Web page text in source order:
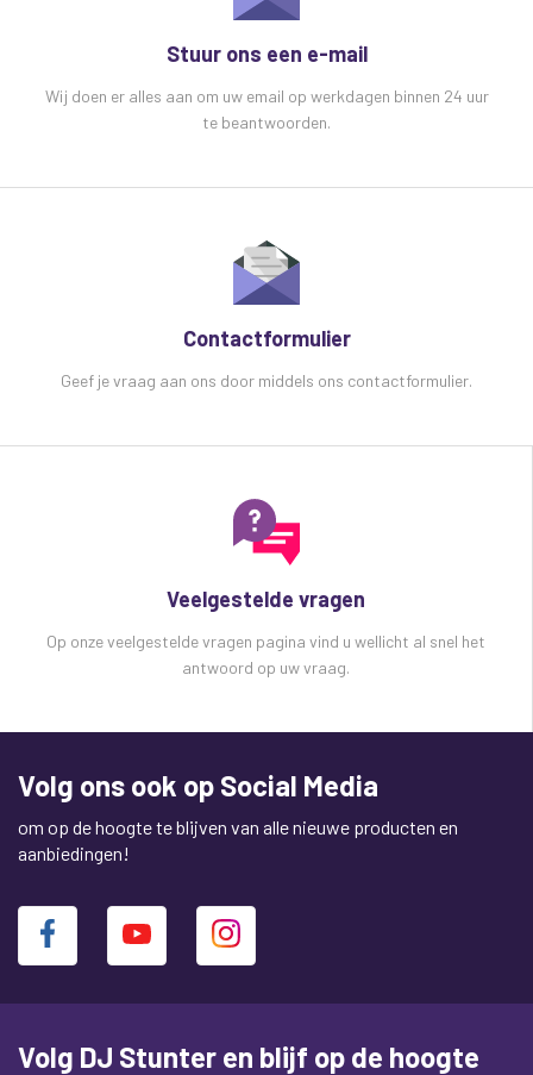
Stuur ons een e-mail
Wij doen er alles aan om uw email op werkdagen binnen 24 uur
te beantwoorden.
Contactformulier
Geef je vraag aan ons door middels ons contactformulier.
Veelgestelde vragen
Op onze veelgestelde vragen pagina vind u wellicht al snel het
antwoord op uw vraag.
Volg ons ook op Social Media
om op de hoogte te blijven van alle nieuwe producten en
aanbiedingen!
Volg DJ Stunter en blijf op de hoogte